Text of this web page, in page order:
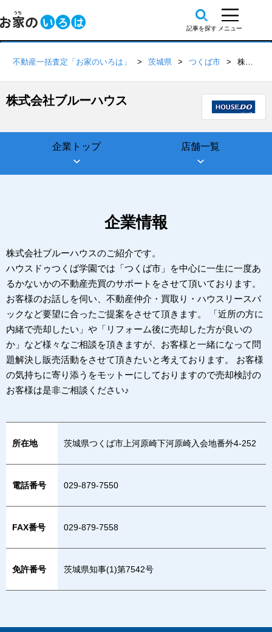
不動産一括査定「お家のいろは」 茨城県 つくば市 株式会社ブルーハウス
株式会社ブルーハウス
企業トップ 店舗一覧
企業情報
株式会社ブルーハウスのご紹介です。
ハウスドゥつくば学園では「つくば市」を中心に一生に一度あ
るかないかの不動産売買のサポートをさせて頂いております。
お客様のお話しを伺い、不動産仲介・買取り・ハウスリースバ
ックなど要望に合ったご提案をさせて頂きます。 「近所の方に
内緒で売却したい」や「リフォーム後に売却した方が良いの
か」など様々なご相談を頂きますが、お客様と一緒になって問
題解決し販売活動をさせて頂きたいと考えております。 お客様
の気持ちに寄り添うをモットーにしておりますので売却検討の
お客様は是非ご相談ください♪
所在地 茨城県つくば市上河原崎下河原崎入会地番外4-252
電話番号 029-879-7550
FAX番号 029-879-7558
免許番号 茨城県知事(1)第7542号